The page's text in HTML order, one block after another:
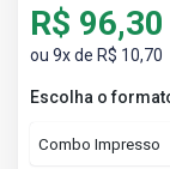
R$ 96,30
ou 9x de R$ 10,70
Escolha o